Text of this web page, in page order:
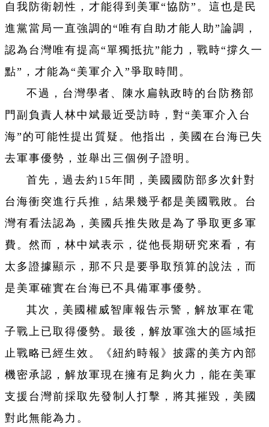
自我防衛韌性，才能得到美軍“協防”。這也是民
進黨當局一直強調的“唯有自助才能人助”論調，
認為台灣唯有提高“單獨抵抗”能力，戰時“撐久一
點”，才能為“美軍介入”爭取時間。
不過，台灣學者、陳水扁執政時的台防務部
門副負責人林中斌最近受訪時，對“美軍介入台
海”的可能性提出質疑。他指出，美國在台海已失
去軍事優勢，並舉出三個例子證明。
首先，過去約15年間，美國國防部多次針對
台海衝突進行兵推，結果幾乎都是美國戰敗。台
灣有看法認為，美國兵推失敗是為了爭取更多軍
費。然而，林中斌表示，從他長期研究來看，有
太多證據顯示，那不只是要爭取預算的說法，而
是美軍確實在台海已不具備軍事優勢。
其次，美國權威智庫報告示警，解放軍在電
子戰上已取得優勢。最後，解放軍強大的區域拒
止戰略已經生效。《紐約時報》披露的美方內部
機密承認，解放軍現在擁有足夠火力，能在美軍
支援台灣前採取先發制人打擊，將其摧毀，美國
對此無能為力。